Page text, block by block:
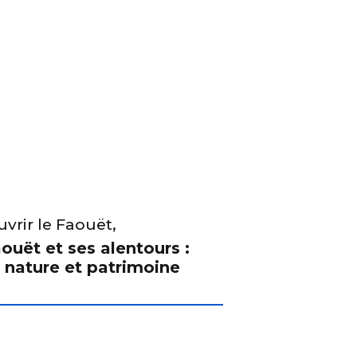
le Faouët,
et ses alentours :
nature et patrimoine